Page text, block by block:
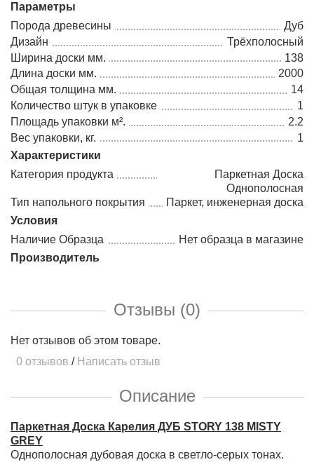
Параметры
Порода древесины
Дуб
Дизайн
Трёхполосный
Ширина доски мм.
138
Длина доски мм.
2000
Общая толщина мм.
14
Количество штук в упаковке
1
Площадь упаковки м².
2.2
Вес упаковки, кг.
1
Характеристики
Категория продукта
Паркетная Доска
Однополосная
Тип напольного покрытия
Паркет, инженерная доска
Условия
Наличие Образца
Нет образца в магазине
Производитель
Отзывы (0)
Нет отзывов об этом товаре.
0 отзывов / Написать отзыв
Описание
Паркетная Доска Карелия ДУБ STORY 138 MISTY
GREY
Однополосная дубовая доска в светло-серых тонах.